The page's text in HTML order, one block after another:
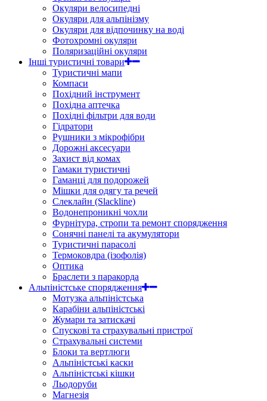
Окуляри велосипедні
Окуляри для альпінізму
Окуляри для відпочинку на воді
Фотохромні окуляри
Поляризаційні окуляри
Інші туристичні товари
Туристичні мапи
Компаси
Похідний інструмент
Похідна аптечка
Похідні фільтри для води
Гідратори
Рушники з мікрофібри
Дорожні аксесуари
Захист від комах
Гамаки туристичні
Гаманці для подорожей
Мішки для одягу та речей
Слеклайн (Slackline)
Водонепроникні чохли
Фурнітура, стропи та ремонт спорядження
Сонячні панелі та акумулятори
Туристичні парасолі
Термоковдра (ізофолія)
Оптика
Браслети з паракорда
Альпіністське спорядження
Мотузка альпіністська
Карабіни альпіністські
Жумари та затискачі
Спускові та страхувальні пристрої
Страхувальні системи
Блоки та вертлюги
Альпіністські каски
Альпіністські кішки
Льодоруби
Магнезія